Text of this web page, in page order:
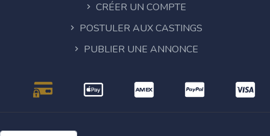
CRÉER UN COMPTE
POSTULER AUX CASTINGS
PUBLIER UNE ANNONCE